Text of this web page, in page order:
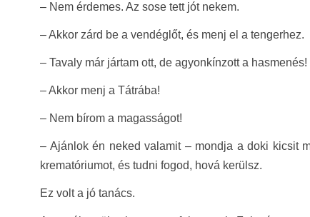
– Nem érdemes. Az sose tett jót nekem.
– Akkor zárd be a vendéglőt, és menj el a tengerhez.
– Tavaly már jártam ott, de agyonkínzott a hasmenés!
– Akkor menj a Tátrába!
– Nem bírom a magasságot!
– Ajánlok én neked valamit – mondja a doki kicsit
krematóriumot, és tudni fogod, hová kerülsz.
Ez volt a jó tanács.